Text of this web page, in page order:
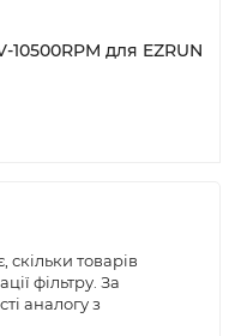
10500RPM для EZRUN
товарів
фільтру. За
аналогу з